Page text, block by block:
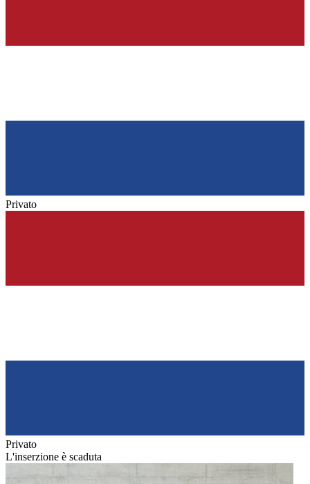
Privato
Privato
L'inserzione è scaduta